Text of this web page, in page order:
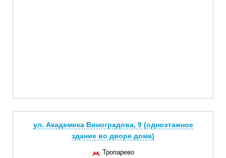
ул. Академика Виноградова, 9 (одноэтажное
здание во дворе дома)
Тропарево